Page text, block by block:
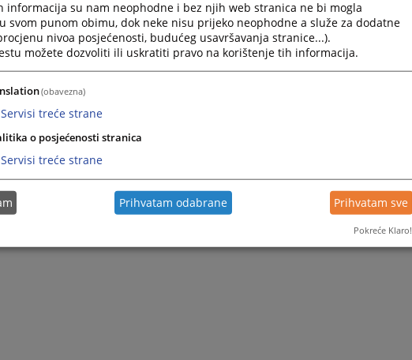
informacija su nam neophodne i bez njih web stranica ne bi mogla
svom punom obimu, dok neke nisu prijeko neophodne a služe za dodatne
nivoa posjećenosti, budućeg usavršavanja stranice...).
možete dozvoliti ili uskratiti pravo na korištenje tih informacija.
(obavezna)
Servisi treće strane
o posjećenosti stranica
Servisi treće strane
Prihvatam odabrane Prihvatam sve
Pokreće Klaro!